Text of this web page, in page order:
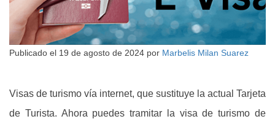
Publicado el 19 de agosto de 2024 por Marbelis Milan Suarez
Visas de turismo vía internet, que sustituye la actual Tarjeta
de Turista. Ahora puedes tramitar la visa de turismo de